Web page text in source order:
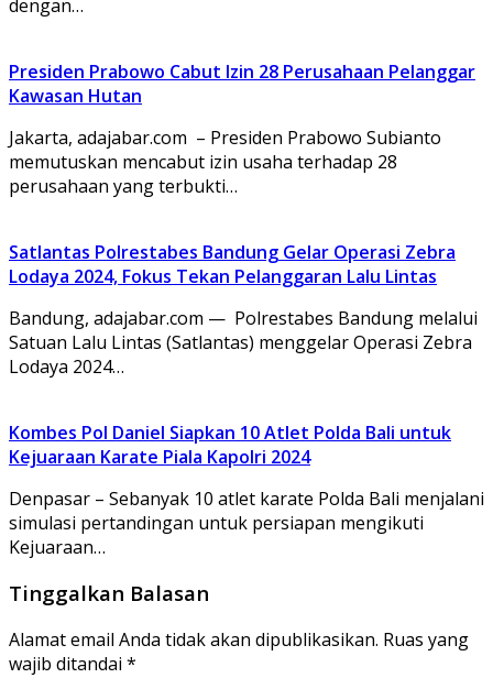
dengan…
Presiden Prabowo Cabut Izin 28 Perusahaan Pelanggar
Kawasan Hutan
Jakarta, adajabar.com – Presiden Prabowo Subianto
memutuskan mencabut izin usaha terhadap 28
perusahaan yang terbukti…
Satlantas Polrestabes Bandung Gelar Operasi Zebra
Lodaya 2024, Fokus Tekan Pelanggaran Lalu Lintas
Bandung, adajabar.com — Polrestabes Bandung melalui
Satuan Lalu Lintas (Satlantas) menggelar Operasi Zebra
Lodaya 2024…
Kombes Pol Daniel Siapkan 10 Atlet Polda Bali untuk
Kejuaraan Karate Piala Kapolri 2024
Denpasar – Sebanyak 10 atlet karate Polda Bali menjalani
simulasi pertandingan untuk persiapan mengikuti
Kejuaraan…
Tinggalkan Balasan
Alamat email Anda tidak akan dipublikasikan. Ruas yang
wajib ditandai *